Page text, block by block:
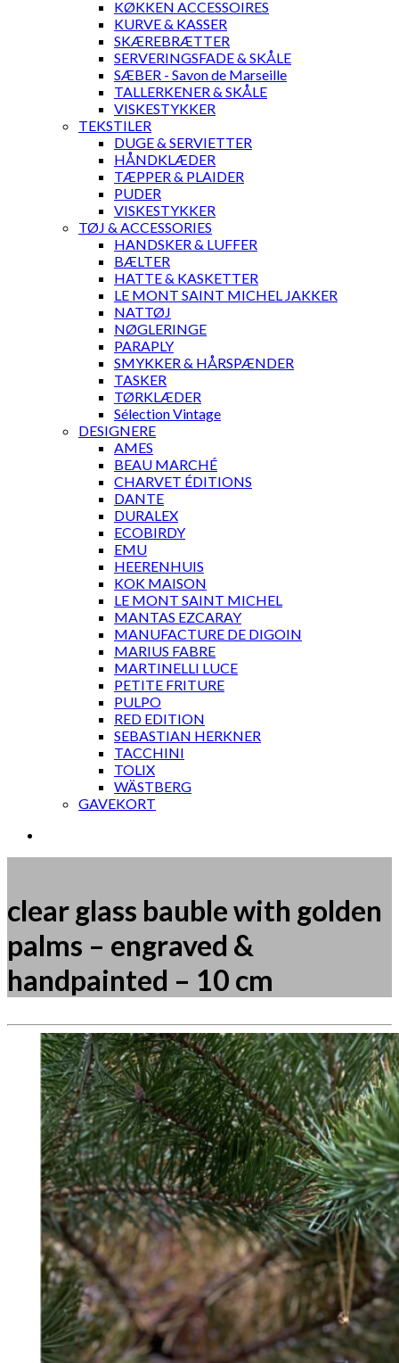
KØKKEN ACCESSOIRES
KURVE & KASSER
SKÆREBRÆTTER
SERVERINGSFADE & SKÅLE
SÆBER - Savon de Marseille
TALLERKENER & SKÅLE
VISKESTYKKER
TEKSTILER
DUGE & SERVIETTER
HÅNDKLÆDER
TÆPPER & PLAIDER
PUDER
VISKESTYKKER
TØJ & ACCESSORIES
HANDSKER & LUFFER
BÆLTER
HATTE & KASKETTER
LE MONT SAINT MICHEL JAKKER
NATTØJ
NØGLERINGE
PARAPLY
SMYKKER & HÅRSPÆNDER
TASKER
TØRKLÆDER
Sélection Vintage
DESIGNERE
AMES
BEAU MARCHÉ
CHARVET ÉDITIONS
DANTE
DURALEX
ECOBIRDY
EMU
HEERENHUIS
KOK MAISON
LE MONT SAINT MICHEL
MANTAS EZCARAY
MANUFACTURE DE DIGOIN
MARIUS FABRE
MARTINELLI LUCE
PETITE FRITURE
PULPO
RED EDITION
SEBASTIAN HERKNER
TACCHINI
TOLIX
WÄSTBERG
GAVEKORT
clear glass bauble with golden
palms – engraved &
handpainted – 10 cm
Måske kunne nogle af disse produkter have din
interesse?